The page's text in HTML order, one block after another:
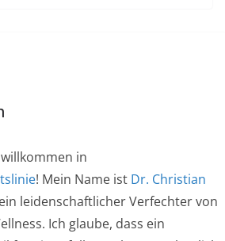
in
! Mein Name ist Dr. Christian
leidenschaftlicher Verfechter von
Ich glaube, dass ein